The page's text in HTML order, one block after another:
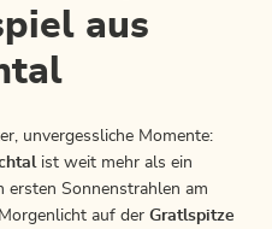
aus
unvergessliche Momente:
ist weit mehr als ein
ersten Sonnenstrahlen am
auf der Gratlspitze